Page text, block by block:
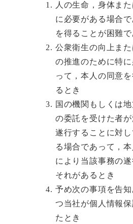
人の生命，身体ま
に必要がある場合
を得ることが困難で
公衆衛生の向上ま
の推進のために特
って，本人の同意
るとき
国の機関もしくは
の委託を受けた者
遂行することに対
る場合であって，
により当該事務の
それがあるとき
予め次の事項を告
つ当社が個人情報
たとき